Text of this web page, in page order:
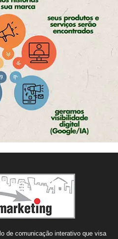
de comunicação interativo que visa